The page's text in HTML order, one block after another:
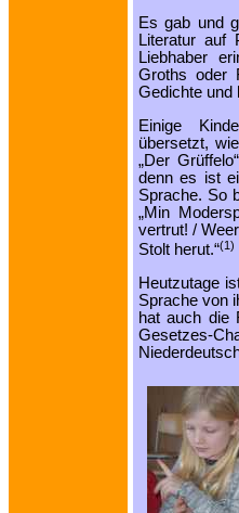
Es gab und
Literatur auf
Liebhaber
Groths oder
Gedichte und
Einige
übersetzt,
„Der
denn es ist
Sprache. So
„Min
vertrut! /
Stolt herut.“(1)
Heutzutage
Sprache von
hat auch die
Gesetzes-